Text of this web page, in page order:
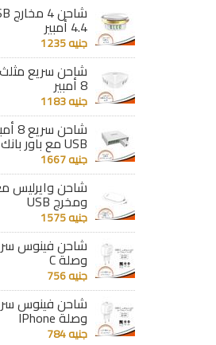
4.4 أمبير
جنيه 1235
8 أمبير
جنيه 1183
USB مع باور بانك 2 أمبير
جنيه 1667
شاحن وايرليس
ومخرج USB
جنيه 1575
وصلة C
جنيه 756
وصلة IPhone
جنيه 784